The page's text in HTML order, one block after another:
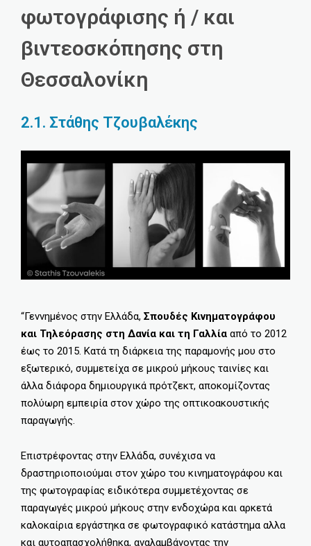
φωτογράφισης ή / και
βιντεοσκόπησης στη
Θεσσαλονίκη
2.1. Στάθης Τζουβαλέκης
“Γεννημένος στην Ελλάδα, Σπουδές Κινηματογράφου
και Τηλεόρασης στη Δανία και τη Γαλλία από το 2012
έως το 2015. Κατά τη διάρκεια της παραμονής μου στο
εξωτερικό, συμμετείχα σε μικρού μήκους ταινίες και
άλλα διάφορα δημιουργικά πρότζεκτ, αποκομίζοντας
πολύωρη εμπειρία στον χώρο της οπτικοακουστικής
παραγωγής.
Επιστρέφοντας στην Ελλάδα, συνέχισα να
δραστηριοποιούμαι στον χώρο του κινηματογράφου και
της φωτογραφίας ειδικότερα συμμετέχοντας σε
παραγωγές μικρού μήκους στην ενδοχώρα και αρκετά
καλοκαίρια εργάστηκα σε φωτογραφικό κατάστημα αλλα
και αυτοαπασχολήθηκα, αναλαμβάνοντας την